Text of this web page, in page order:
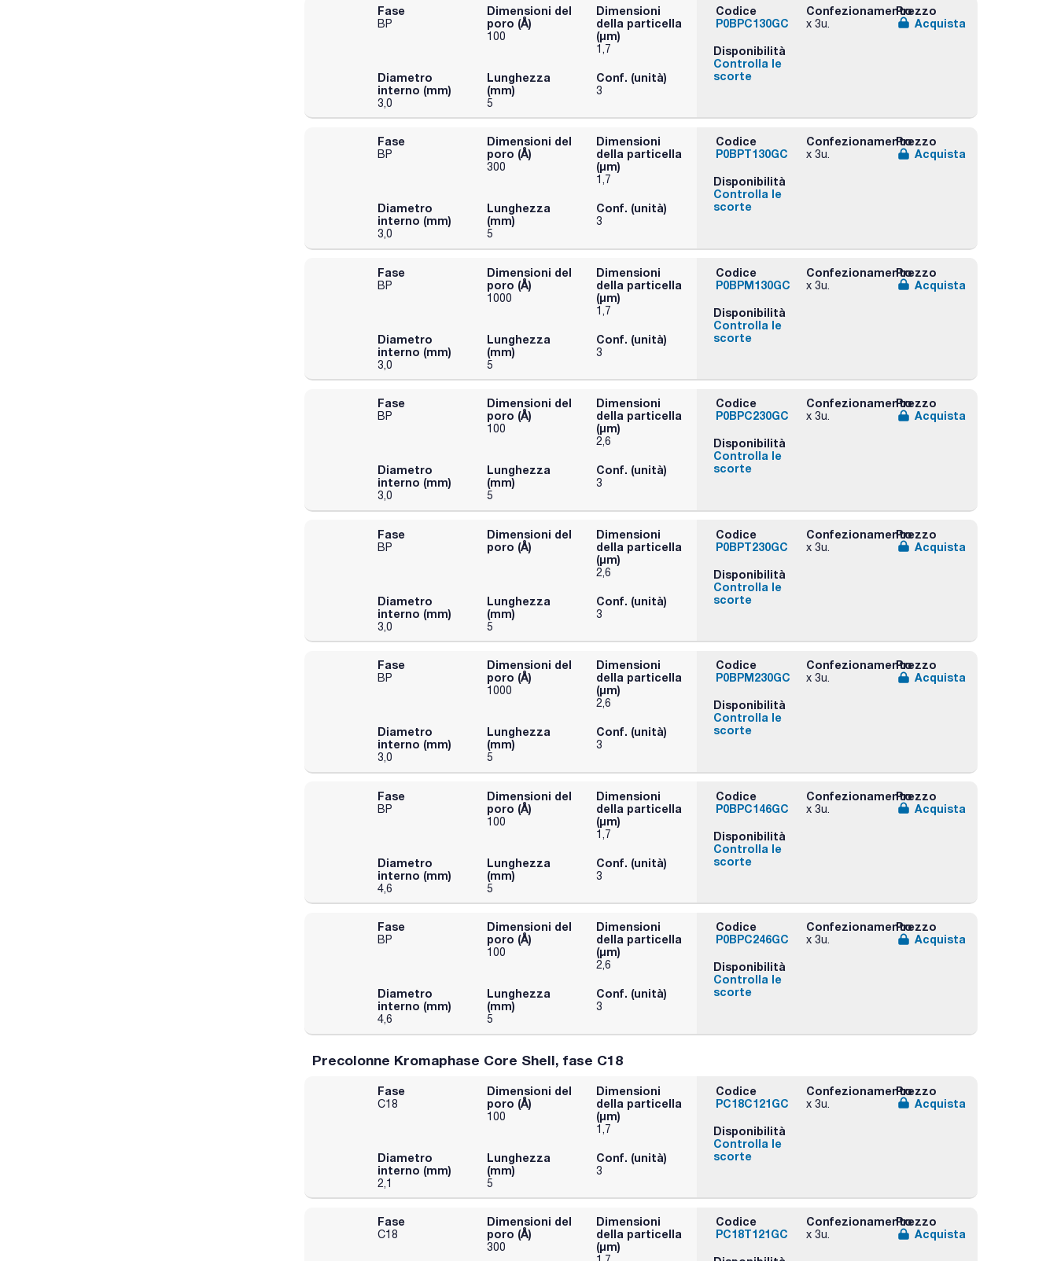
Fase
BP
Dimensioni del
poro (Å)
100
Dimensioni
della particella
(μm)
1,7
Diametro
interno (mm)
3,0
Lunghezza
(mm)
5
Conf. (unità)
3
Codice
P0BPC130GC
Confezionamento
x 3u.
Prezzo
Acquista
Disponibilità
Controlla le
scorte
Fase
BP
Dimensioni del
poro (Å)
300
Dimensioni
della particella
(μm)
1,7
Diametro
interno (mm)
3,0
Lunghezza
(mm)
5
Conf. (unità)
3
Codice
P0BPT130GC
Confezionamento
x 3u.
Prezzo
Acquista
Disponibilità
Controlla le
scorte
Fase
BP
Dimensioni del
poro (Å)
1000
Dimensioni
della particella
(μm)
1,7
Diametro
interno (mm)
3,0
Lunghezza
(mm)
5
Conf. (unità)
3
Codice
P0BPM130GC
Confezionamento
x 3u.
Prezzo
Acquista
Disponibilità
Controlla le
scorte
Fase
BP
Dimensioni del
poro (Å)
100
Dimensioni
della particella
(μm)
2,6
Diametro
interno (mm)
3,0
Lunghezza
(mm)
5
Conf. (unità)
3
Codice
P0BPC230GC
Confezionamento
x 3u.
Prezzo
Acquista
Disponibilità
Controlla le
scorte
Fase
BP
Dimensioni del
poro (Å)
Dimensioni
della particella
(μm)
2,6
Diametro
interno (mm)
3,0
Lunghezza
(mm)
5
Conf. (unità)
3
Codice
P0BPT230GC
Confezionamento
x 3u.
Prezzo
Acquista
Disponibilità
Controlla le
scorte
Fase
BP
Dimensioni del
poro (Å)
1000
Dimensioni
della particella
(μm)
2,6
Diametro
interno (mm)
3,0
Lunghezza
(mm)
5
Conf. (unità)
3
Codice
P0BPM230GC
Confezionamento
x 3u.
Prezzo
Acquista
Disponibilità
Controlla le
scorte
Fase
BP
Dimensioni del
poro (Å)
100
Dimensioni
della particella
(μm)
1,7
Diametro
interno (mm)
4,6
Lunghezza
(mm)
5
Conf. (unità)
3
Codice
P0BPC146GC
Confezionamento
x 3u.
Prezzo
Acquista
Disponibilità
Controlla le
scorte
Fase
BP
Dimensioni del
poro (Å)
100
Dimensioni
della particella
(μm)
2,6
Diametro
interno (mm)
4,6
Lunghezza
(mm)
5
Conf. (unità)
3
Codice
P0BPC246GC
Confezionamento
x 3u.
Prezzo
Acquista
Disponibilità
Controlla le
scorte
Precolonne Kromaphase Core Shell, fase C18
Fase
C18
Dimensioni del
poro (Å)
100
Dimensioni
della particella
(μm)
1,7
Diametro
interno (mm)
2,1
Lunghezza
(mm)
5
Conf. (unità)
3
Codice
PC18C121GC
Confezionamento
x 3u.
Prezzo
Acquista
Disponibilità
Controlla le
scorte
Fase
C18
Dimensioni del
poro (Å)
300
Dimensioni
della particella
(μm)
Codice
PC18T121GC
Confezionamento
x 3u.
Prezzo
Acquista